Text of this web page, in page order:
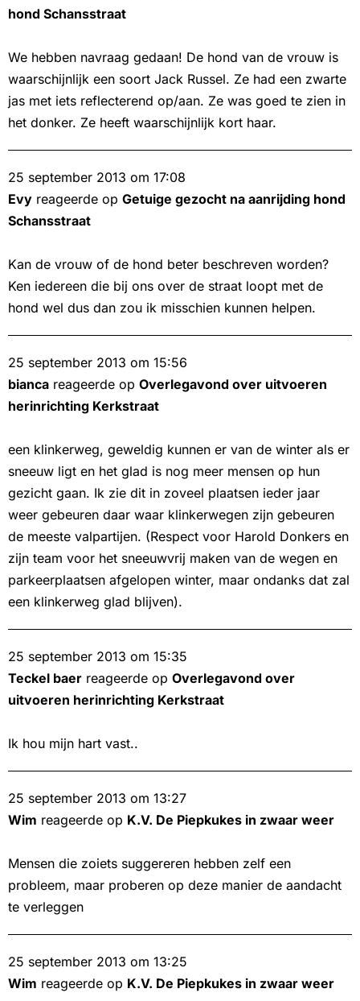
hond Schansstraat
We hebben navraag gedaan! De hond van de vrouw is
waarschijnlijk een soort Jack Russel. Ze had een zwarte
jas met iets reflecterend op/aan. Ze was goed te zien in
het donker. Ze heeft waarschijnlijk kort haar.
25 september 2013 om 17:08
Evy reageerde op Getuige gezocht na aanrijding hond
Schansstraat
Kan de vrouw of de hond beter beschreven worden?
Ken iedereen die bij ons over de straat loopt met de
hond wel dus dan zou ik misschien kunnen helpen.
25 september 2013 om 15:56
bianca reageerde op Overlegavond over uitvoeren
herinrichting Kerkstraat
een klinkerweg, geweldig kunnen er van de winter als er
sneeuw ligt en het glad is nog meer mensen op hun
gezicht gaan. Ik zie dit in zoveel plaatsen ieder jaar
weer gebeuren daar waar klinkerwegen zijn gebeuren
de meeste valpartijen. (Respect voor Harold Donkers en
zijn team voor het sneeuwvrij maken van de wegen en
parkeerplaatsen afgelopen winter, maar ondanks dat zal
een klinkerweg glad blijven).
25 september 2013 om 15:35
Teckel baer reageerde op Overlegavond over
uitvoeren herinrichting Kerkstraat
Ik hou mijn hart vast..
25 september 2013 om 13:27
Wim reageerde op K.V. De Piepkukes in zwaar weer
Mensen die zoiets suggereren hebben zelf een
probleem, maar proberen op deze manier de aandacht
te verleggen
25 september 2013 om 13:25
Wim reageerde op K.V. De Piepkukes in zwaar weer